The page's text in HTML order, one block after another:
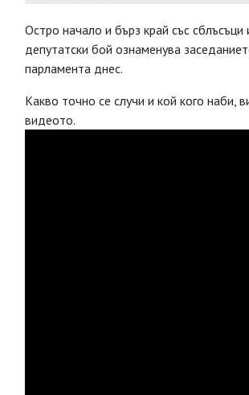
Остро начало и бърз край със сблъсъци
депутатски бой ознаменува
парламента днес.
Какво точно се случи и кой кого наби,
видеото.